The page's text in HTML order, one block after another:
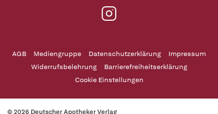
AGB Mediengruppe Datenschutzerklärung
Impressum
Widerrufsbelehrung
Barrierefreiheitserklärung
Cookie Einstellungen
© 2026 Deutscher Apotheker Verlag